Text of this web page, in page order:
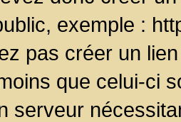
exemple :
pas créer un
que celui-ci
serveur